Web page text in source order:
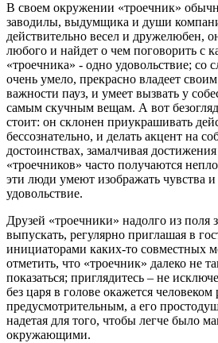
В своем окружении «троечник»
заводилы, выдумщика и души
действительно весел и дружелюбен,
любого и найдет о чем поговорить с
«троечника» - одно удовольствие; со
очень умело, прекрасно владеет
важности пауз, и умеет вызвать у
самым скучным вещам. А вот
стоит: он склонен приукрашивать
бессознательно, и делать акцент на
достоинствах, замалчивая
«троечников» часто получаются
эти люди умеют изображать чувства
удовольствие.
Друзей «троечники» надолго из поля
выпускать, регулярно приглашая в
инициаторами каких-то совместных
отметить, что «троечник» далеко не
показаться; приглядитесь – не
без царя в голове окажется
предусмотрительным, а его
надетая для того, чтобы легче было
окружающими.